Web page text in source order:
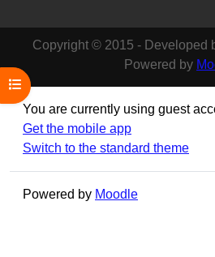
Open course index
Copyright © 2015 - Developed
Powered by
You are currently using guest
Get the mobile app
Switch to the standard theme
Powered by Moodle